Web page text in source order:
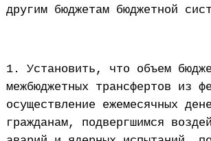
другим бюджетам бюджетной
1. Установить, что объем
межбюджетных трансфертов из
осуществление ежемесячных
гражданам, подвергшимся